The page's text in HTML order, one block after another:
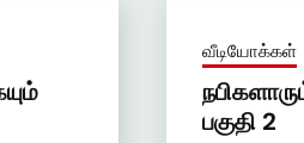
வீடியோக்கள்
பகுதி 2